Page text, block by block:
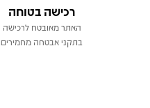
רכישה בטוחה
האתר מאובטח לרכישה
בתקני אבטחה מחמירים